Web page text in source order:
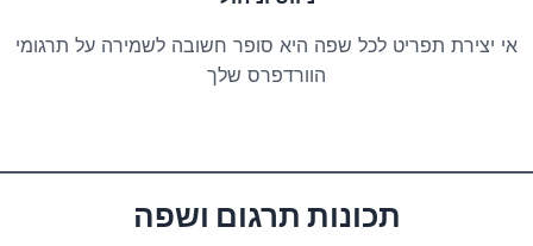
אי יצירת תפריט לכל שפה היא סופר חשובה לשמירה על תרגומי
הוורדפרס שלך
תכונות תרגום ושפה